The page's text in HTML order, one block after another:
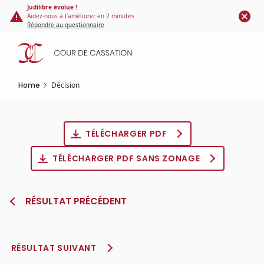
Cookies management panel
content
Judilibre évolue !
Aidez-nous à l'améliorer en 2 minutes
Répondre au questionnaire
Home Décision
TÉLÉCHARGER PDF
TÉLÉCHARGER PDF SANS ZONAGE
RÉSULTAT PRÉCÉDENT
RÉSULTAT SUIVANT